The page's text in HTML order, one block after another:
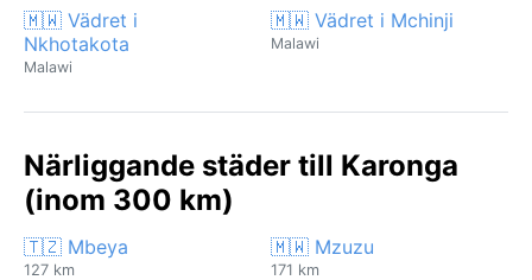
🇲🇼 Vädret i
Nkhotakota
Malawi
🇲🇼 Vädret i Mchinji
Malawi
Närliggande städer till Karonga
(inom 300 km)
🇹🇿 Mbeya
127 km
🇲🇼 Mzuzu
171 km